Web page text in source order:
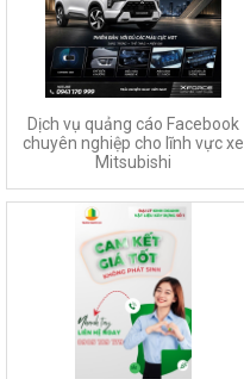
Dịch vụ quảng cáo Facebook
chuyên nghiệp cho lĩnh vực xe
Mitsubishi